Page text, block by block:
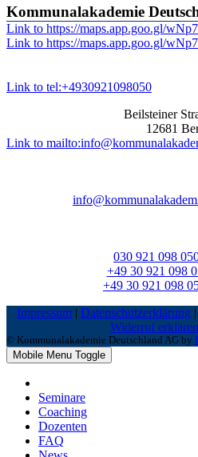
Kommunalakademie
Link to https://maps.app.goo.gl/
Link to https://maps.app.goo.gl/
Link to tel:+4930921098050
Beilsteiner
12681
Link to
030 921 098
+49 30 921 098
+49 30 921 098
Impressum | Datenschutzerklärung |
Widerruf erklären
© Kommunalakademie Deutschland AG by
Mobile Menu Toggle
Seminare
Coaching
Dozenten
FAQ